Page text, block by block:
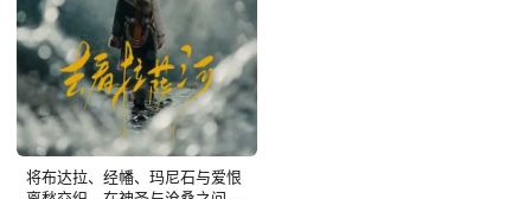
将布达拉、经幡、玛尼石与爱恨